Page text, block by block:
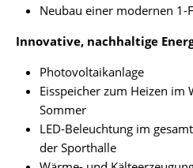
Neubau einer modernen
Innovative, nachhaltige
Photovoltaikanlage
Eisspeicher zum Heizen
Sommer
LED-Beleuchtung im
der Sporthalle